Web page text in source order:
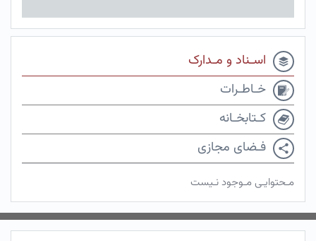
اسـناد و مـدارک
خـاطـرات
کـتابخـانه
فـضای مجازی
مـحتوایـی مـوجود نـیست